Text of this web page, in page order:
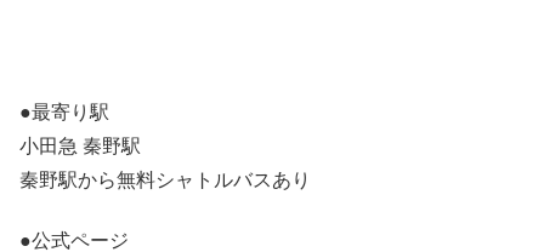
●最寄り駅
小田急 秦野駅
秦野駅から無料シャトルバスあり
●公式ページ